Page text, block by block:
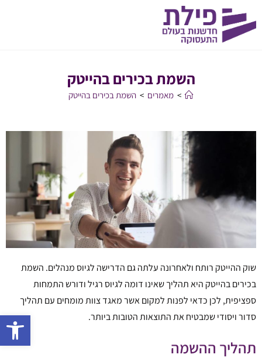
השמת בכירים בהייטק
> מאמרים > השמת בכירים בהייטק
שוק ההייטק רותח ולאחרונה עלתה גם הדרישה לגיוס מנהלים. השמת
בכירים בהייטק היא תהליך שאינו דומה לגיוס רגיל ודורש התמחות
ספציפית, לכן כדאי לפנות למקום אשר מאגד צוות מומחים עם תהליך
סדור ויסודי שמבטיח את התוצאות הטובות ביותר.
תהליך ההשמה